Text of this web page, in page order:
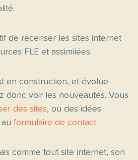
de recenser les sites internet
FLE et assimilées.
en construction, et évolue
donc voir les nouveautés. Vous
des sites, ou des idées
formulaire de contact.
comme tout site internet, son